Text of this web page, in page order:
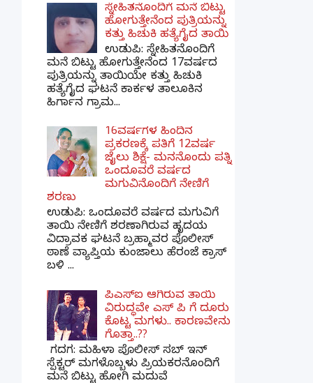
ಸ್ನೇಹಿತನೊಂದಿಗೆ ಮನೆ ಬಿಟ್ಟು
ಹೋಗುತ್ತೇನೆಂದ ಪುತ್ರಿಯನ್ನು
ಕತ್ತು ಹಿಚುಕಿ ಹತ್ಯೆಗೈದ ತಾಯಿ
ಉಡುಪಿ: ಸ್ನೇಹಿತನೊಂದಿಗೆ
ಮನೆ ಬಿಟ್ಟು ಹೋಗುತ್ತೇನೆಂದ 17ವರ್ಷದ
ಪುತ್ರಿಯನ್ನು ತಾಯಿಯೇ ಕತ್ತು ಹಿಚುಕಿ
ಹತ್ಯೆಗೈದ ಘಟನೆ ಕಾರ್ಕಳ ತಾಲೂಕಿನ
ಹಿರ್ಗಾನ ಗ್ರಾಮ...
16ವರ್ಷಗಳ ಹಿಂದಿನ
ಪ್ರಕರಣಕ್ಕೆ ಪತಿಗೆ 12ವರ್ಷ
ಜೈಲು ಶಿಕ್ಷೆ- ಮನನೊಂದು ಪತ್ನಿ
ಒಂದೂವರೆ ವರ್ಷದ
ಮಗುವಿನೊಂದಿಗೆ ನೇಣಿಗೆ
ಶರಣು
ಉಡುಪಿ: ಒಂದೂವರೆ ವರ್ಷದ ಮಗುವಿಗೆ
ತಾಯಿ ನೇಣಿಗೆ ಶರಣಾಗಿರುವ ಹೃದಯ
ವಿದ್ರಾವಕ ಘಟನೆ ಬ್ರಹ್ಮಾವರ ಪೊಲೀಸ್
ಠಾಣೆ ವ್ಯಾಪ್ತಿಯ ಕುಂಜಾಲು ಹೆರಂಜೆ ಕ್ರಾಸ್
ಬಳಿ ...
ಪಿಎಸ್​ಐ ಆಗಿರುವ ತಾಯಿ
ವಿರುದ್ಧವೇ ಎಸ್ ಪಿ ಗೆ ದೂರು
ಕೊಟ್ಟ ಮಗಳು.. ಕಾರಣವೇನು
ಗೊತ್ತಾ..??
ಗದಗ​: ಮಹಿಳಾ ಪೊಲೀಸ್​ ಸಬ್ ​ಇನ್​
ಸ್ಪೆಕ್ಟರ್​ ಮಗಳೊಬ್ಬಳು ಪ್ರಿಯಕರನೊಂದಿಗೆ
ಮನೆ ಬಿಟ್ಟು ಹೋಗಿ ಮದುವೆ